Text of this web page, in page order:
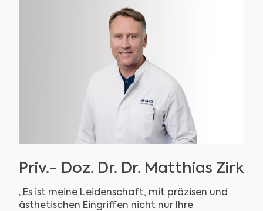
Priv.- Doz. Dr. Dr. Matthias Zirk
„Es ist meine Leidenschaft, mit präzisen und
ästhetischen Eingriffen nicht nur Ihre